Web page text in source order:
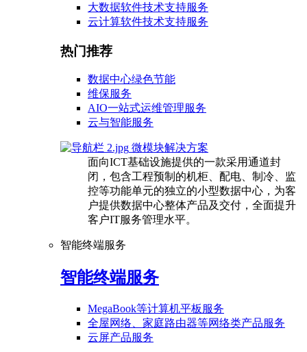
大数据软件技术支持服务
云计算软件技术支持服务
热门推荐
数据中心绿色节能
维保服务
AIO一站式运维管理服务
云与智能服务
微模块解决方案
面向ICT基础设施提供的一款采用通道封
闭，包含工程预制的机柜、配电、制冷、监
控等功能单元的独立的小型数据中心，为客
户提供数据中心整体产品及交付，全面提升
客户IT服务管理水平。
智能终端服务
智能终端服务
MegaBook等计算机平板服务
全屋网络、家庭路由器等网络类产品服务
云屏产品服务